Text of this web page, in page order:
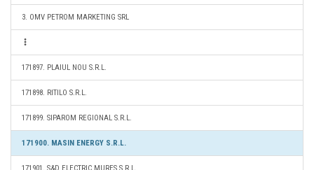
3. OMV PETROM MARKETING SRL
171897. PLAIUL NOU S.R.L.
171898. RITILO S.R.L.
171899. SIPAROM REGIONAL S.R.L.
171900. MASIN ENERGY S.R.L.